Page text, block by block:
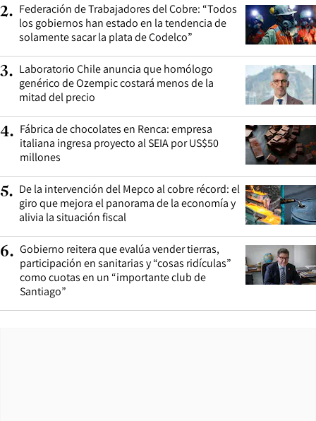
2. Federación de Trabajadores del Cobre: “Todos
los gobiernos han estado en la tendencia de
solamente sacar la plata de Codelco”
3. Laboratorio Chile anuncia que homólogo
genérico de Ozempic costará menos de la
mitad del precio
4. Fábrica de chocolates en Renca: empresa
italiana ingresa proyecto al SEIA por US$50
millones
5. De la intervención del Mepco al cobre récord: el
giro que mejora el panorama de la economía y
alivia la situación fiscal
6. Gobierno reitera que evalúa vender tierras,
participación en sanitarias y “cosas ridículas”
como cuotas en un “importante club de
Santiago”